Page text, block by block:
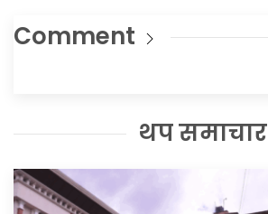
Comment
थप समाचार